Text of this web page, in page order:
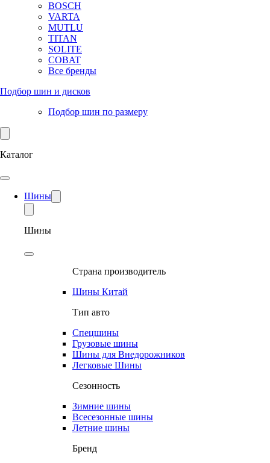
BOSCH
VARTA
MUTLU
TITAN
SOLITE
COBAT
Все бренды
Подбор шин и дисков
Подбор шин по размеру
Каталог
Шины
Шины
Страна производитель
Шины Китай
Тип авто
Спецшины
Грузовые шины
Шины для Внедорожников
Легковые Шины
Сезонность
Зимние шины
Всесезонные шины
Летние шины
Бренд